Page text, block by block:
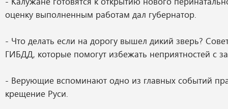
оценку выполненным работам дал губернатор.
- Что делать если на дорогу вышел дикий зверь?
ГИБДД, которые помогут избежать неприятностей с
- Верующие вспоминают одно из главных событий
крещение Руси.